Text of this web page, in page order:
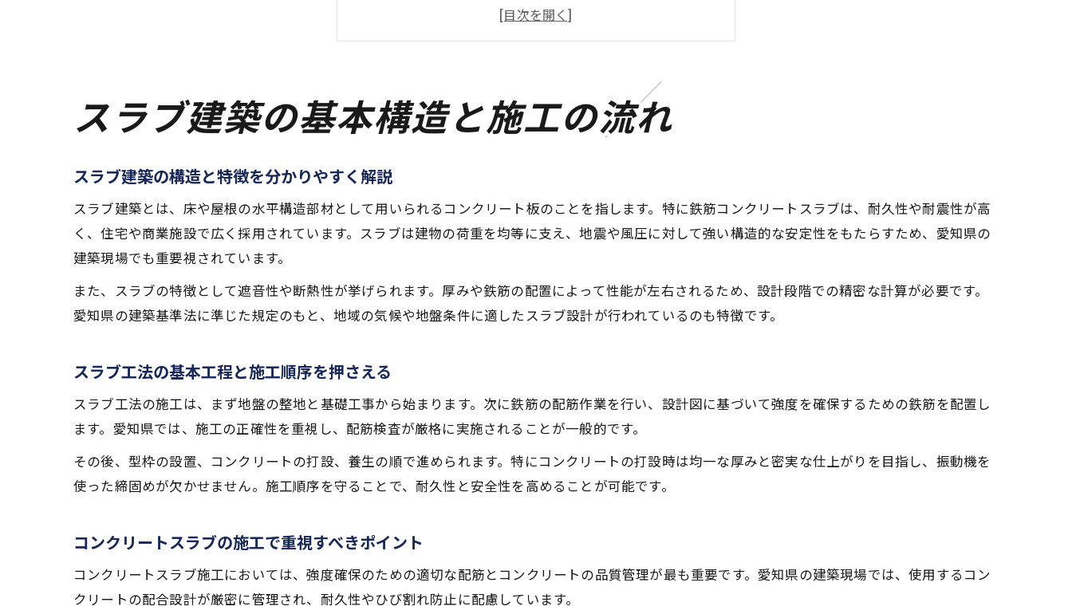
コンクリートスラブの施工で重視すべきポイント
型枠手順を知りより安全なスラブ施工を目指す
住宅品質を高めるスラブの仕組み解説
スラブが住宅品質に与える影響とその理由
型枠貼りや使用道具が仕上がりに及ぼす影響
スラブ支保工が住宅の安定性に与える効果
コンクリートスラブが持つ住宅構造の強みとは
スラブ施工で得られる遮音性や耐久性のメリット
スラブ建築の利点を住まいづくりに活かす方法
スラブ型枠工事の手順と実践ポイント
スラブ型枠工事の流れと注意点を解説
型枠貼りや道具選びが施工品質を左右する仕組み
現場で役立つスラブ型枠工事の実践テクニック
スタッド工事とは何かスラブとの関係性
適切なスラブ厚の選定基準を知る
スラブ建築の基本構造と施工の流れ
スラブ建築の構造と特徴を分かりやすく解説
スラブ建築とは、床や屋根の水平構造部材として用いられるコンクリート板のことを指します。特に鉄筋コンクリートスラブは、耐久性や耐震性が高
く、住宅や商業施設で広く採用されています。スラブは建物の荷重を均等に支え、地震や風圧に対して強い構造的な安定性をもたらすため、愛知県の
建築現場でも重要視されています。
また、スラブの特徴として遮音性や断熱性が挙げられます。厚みや鉄筋の配置によって性能が左右されるため、設計段階での精密な計算が必要です。
愛知県の建築基準法に準じた規定のもと、地域の気候や地盤条件に適したスラブ設計が行われているのも特徴です。
スラブ工法の基本工程と施工順序を押さえる
スラブ工法の施工は、まず地盤の整地と基礎工事から始まります。次に鉄筋の配筋作業を行い、設計図に基づいて強度を確保するための鉄筋を配置し
ます。愛知県では、施工の正確性を重視し、配筋検査が厳格に実施されることが一般的です。
その後、型枠の設置、コンクリートの打設、養生の順で進められます。特にコンクリートの打設時は均一な厚みと密実な仕上がりを目指し、振動機を
使った締固めが欠かせません。施工順序を守ることで、耐久性と安全性を高めることが可能です。
コンクリートスラブの施工で重視すべきポイント
コンクリートスラブ施工においては、強度確保のための適切な配筋とコンクリートの品質管理が最も重要です。愛知県の建築現場では、使用するコン
クリートの配合設計が厳密に管理され、耐久性やひび割れ防止に配慮しています。